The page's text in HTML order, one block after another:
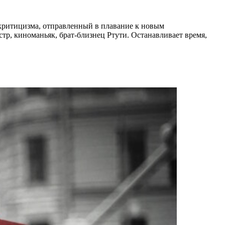
отправленный в плавание к новым
киноманьяк, брат-близнец Ртути. Останавливает время,